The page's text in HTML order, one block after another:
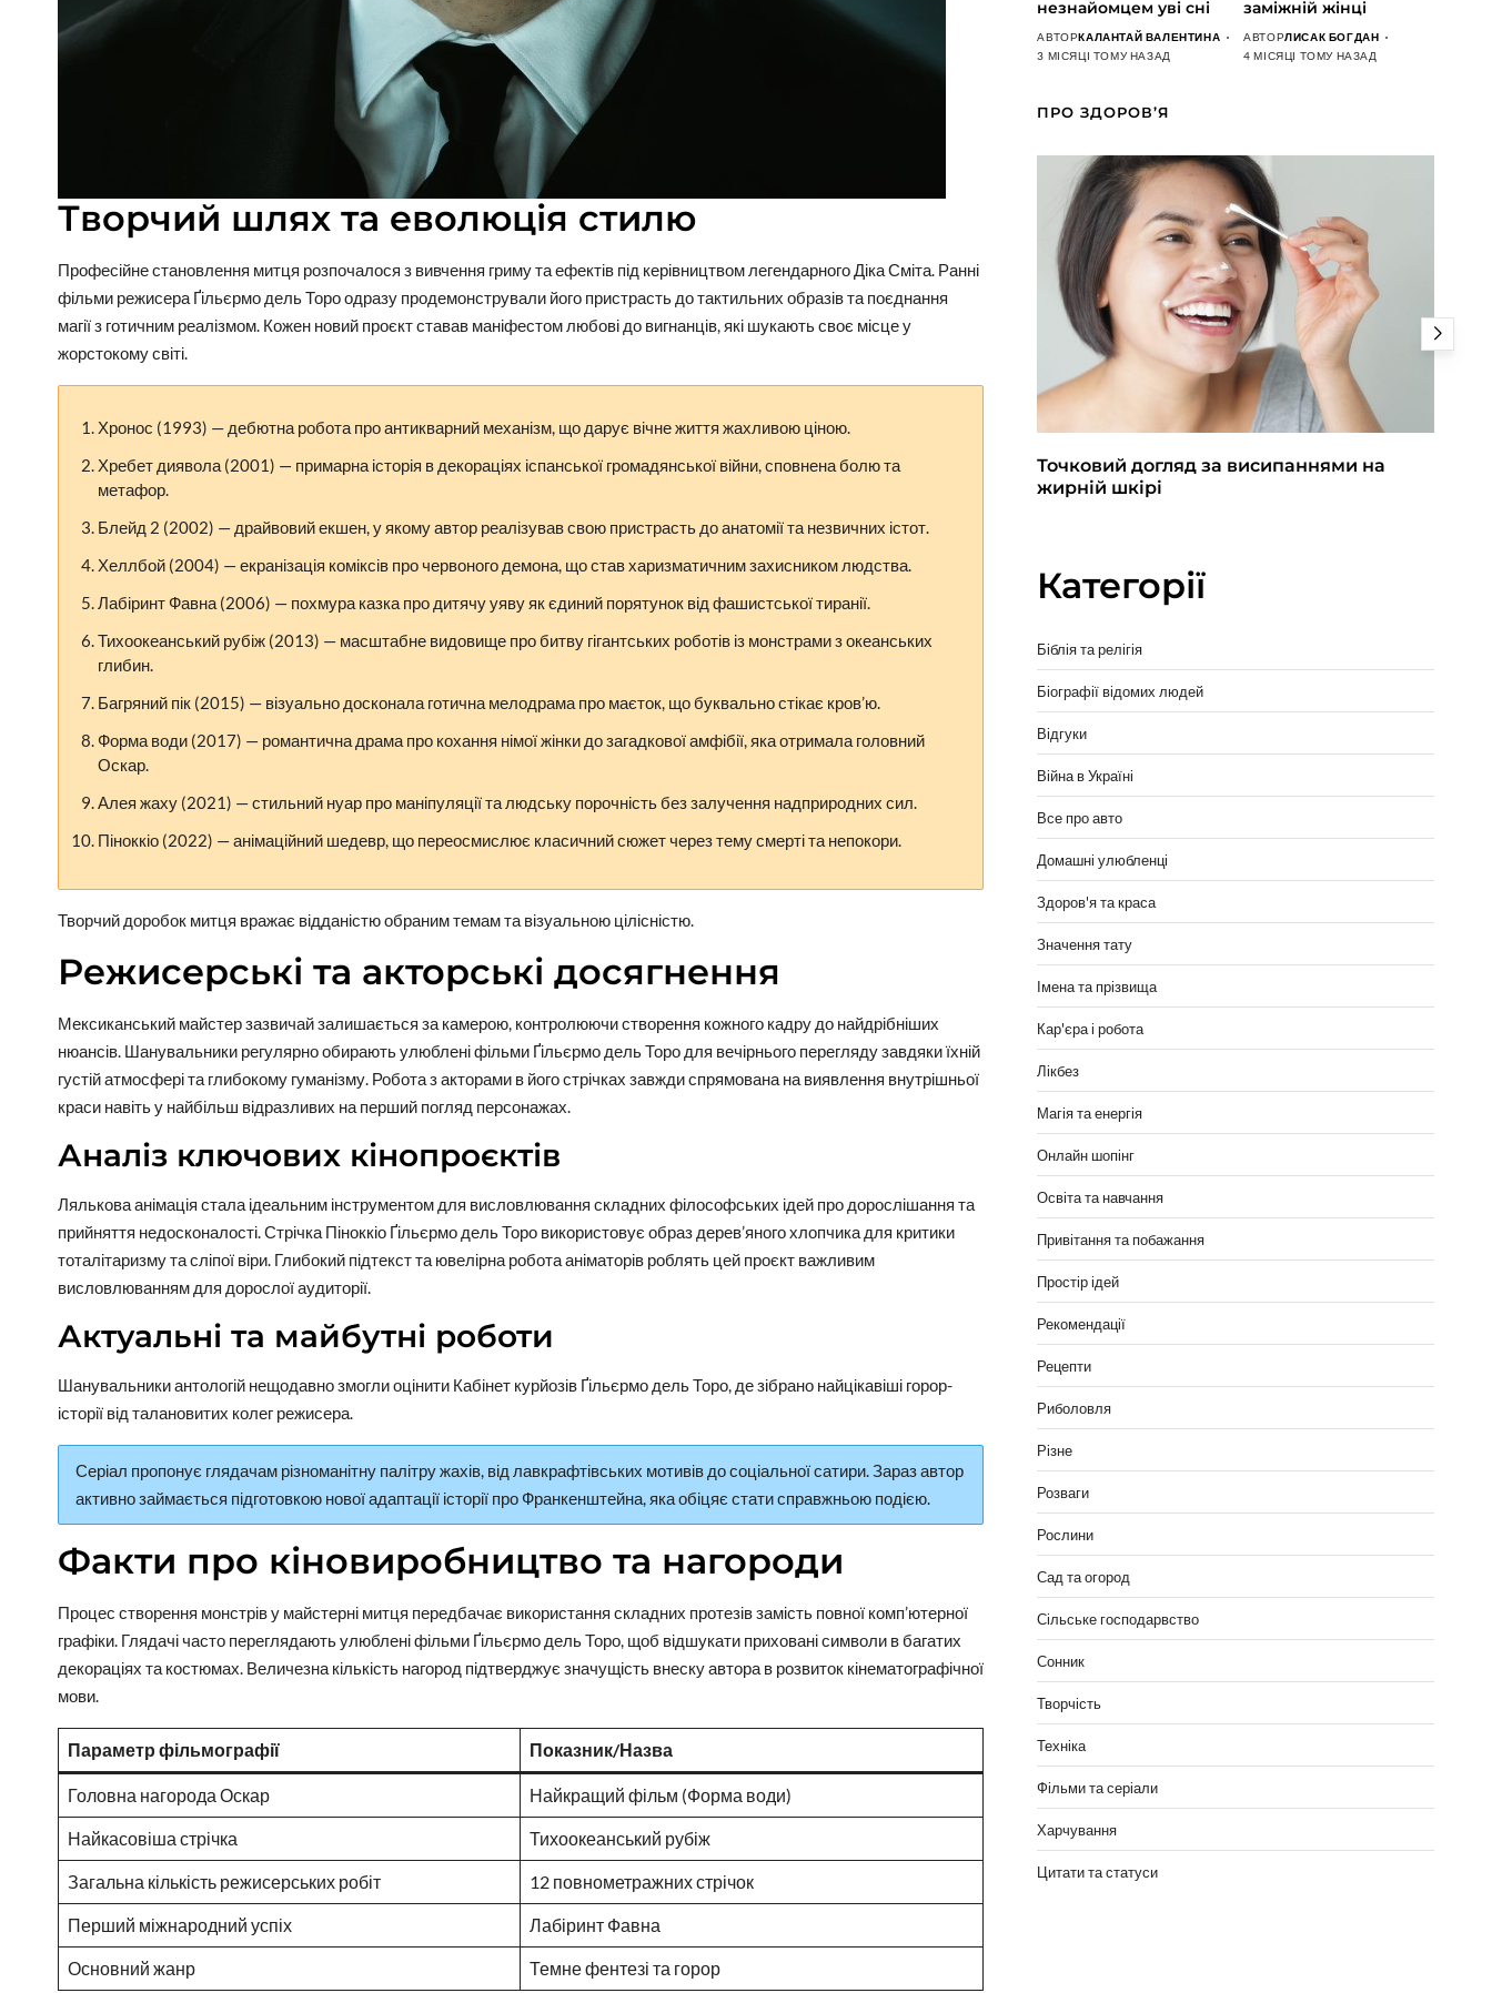
Творчий шлях та еволюція стилю
Професійне становлення митця розпочалося з вивчення гриму та ефектів під керівництвом легендарного Діка Сміта. Ранні
фільми режисера Ґільєрмо дель Торо одразу продемонстрували його пристрасть до тактильних образів та поєднання
магії з готичним реалізмом. Кожен новий проєкт ставав маніфестом любові до вигнанців, які шукають своє місце у
жорстокому світі.
Хронос (1993) — дебютна робота про антикварний механізм, що дарує вічне життя жахливою ціною.
Хребет диявола (2001) — примарна історія в декораціях іспанської громадянської війни, сповнена болю та
метафор.
Блейд 2 (2002) — драйвовий екшен, у якому автор реалізував свою пристрасть до анатомії та незвичних істот.
Хеллбой (2004) — екранізація коміксів про червоного демона, що став харизматичним захисником людства.
Лабіринт Фавна (2006) — похмура казка про дитячу уяву як єдиний порятунок від фашистської тиранії.
Тихоокеанський рубіж (2013) — масштабне видовище про битву гігантських роботів із монстрами з океанських
глибин.
Багряний пік (2015) — візуально досконала готична мелодрама про маєток, що буквально стікає кров’ю.
Форма води (2017) — романтична драма про кохання німої жінки до загадкової амфібії, яка отримала головний
Оскар.
Алея жаху (2021) — стильний нуар про маніпуляції та людську порочність без залучення надприродних сил.
Піноккіо (2022) — анімаційний шедевр, що переосмислює класичний сюжет через тему смерті та непокори.
Творчий доробок митця вражає відданістю обраним темам та візуальною цілісністю.
Режисерські та акторські досягнення
Мексиканський майстер зазвичай залишається за камерою, контролюючи створення кожного кадру до найдрібніших
нюансів. Шанувальники регулярно обирають улюблені фільми Ґільєрмо дель Торо для вечірнього перегляду завдяки їхній
густій атмосфері та глибокому гуманізму. Робота з акторами в його стрічках завжди спрямована на виявлення внутрішньої
краси навіть у найбільш відразливих на перший погляд персонажах.
Аналіз ключових кінопроєктів
Лялькова анімація стала ідеальним інструментом для висловлювання складних філософських ідей про дорослішання та
прийняття недосконалості. Стрічка Піноккіо Ґільєрмо дель Торо використовує образ дерев’яного хлопчика для критики
тоталітаризму та сліпої віри. Глибокий підтекст та ювелірна робота аніматорів роблять цей проєкт важливим
висловлюванням для дорослої аудиторії.
Актуальні та майбутні роботи
Шанувальники антологій нещодавно змогли оцінити Кабінет курйозів Ґільєрмо дель Торо, де зібрано найцікавіші горор-
історії від талановитих колег режисера.
Серіал пропонує глядачам різноманітну палітру жахів, від лавкрафтівських мотивів до соціальної сатири. Зараз автор
активно займається підготовкою нової адаптації історії про Франкенштейна, яка обіцяє стати справжньою подією.
Факти про кіновиробництво та нагороди
Процес створення монстрів у майстерні митця передбачає використання складних протезів замість повної комп’ютерної
графіки. Глядачі часто переглядають улюблені фільми Ґільєрмо дель Торо, щоб відшукати приховані символи в багатих
декораціях та костюмах. Величезна кількість нагород підтверджує значущість внеску автора в розвиток кінематографічної
мови.
Параметр фільмографії Показник/Назва
Головна нагорода Оскар Найкращий фільм (Форма води)
Найкасовіша стрічка Тихоокеанський рубіж
Загальна кількість режисерських робіт 12 повнометражних стрічок
Перший міжнародний успіх Лабіринт Фавна
Основний жанр Темне фентезі та горор
незнайомцем уві сні
АВТОРКАЛАНТАЙ ВАЛЕНТИНА
3 МІСЯЦІ ТОМУ НАЗАД
заміжній жінці
АВТОРЛИСАК БОГДАН
4 МІСЯЦІ ТОМУ НАЗАД
ПРО ЗДОРОВ’Я
Точковий догляд за висипаннями на
жирній шкірі
Категорії
Біблія та релігія
Біографії відомих людей
Відгуки
Війна в Україні
Все про авто
Домашні улюбленці
Здоров'я та краса
Значення тату
Імена та прізвища
Кар'єра і робота
Лікбез
Магія та енергія
Онлайн шопінг
Освіта та навчання
Привітання та побажання
Простір ідей
Рекомендації
Рецепти
Риболовля
Різне
Розваги
Рослини
Сад та огород
Сільське господарвство
Сонник
Творчість
Техніка
Фільми та серіали
Харчування
Цитати та статуси